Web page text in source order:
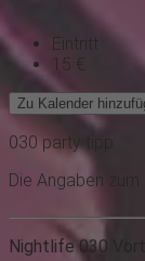
Eintritt
15 €
Zu Kalender
030 party
Die Angaben
Nightlife 030